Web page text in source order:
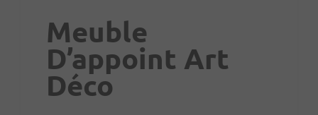
Meuble
D’appoint Art
Déco